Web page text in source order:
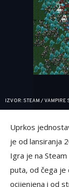
IZVOR: STEAM / VAMPIRE
Uprkos
je od lansiranja
Igra je na
puta, od čega je
ocijenjena i od